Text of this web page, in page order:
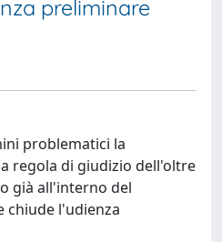
preliminare
problematici la
regola di giudizio dell'oltre
già all'interno del
chiude l'udienza